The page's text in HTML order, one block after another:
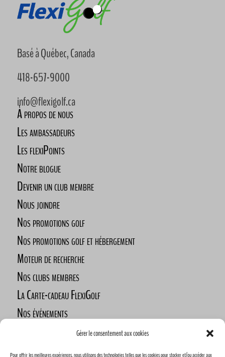
Gérer le consentement aux cookies
Pour offrir les meilleures expériences, nous utilisons des technologies telles que les cookies pour stocker et/ou accéder aux
Basé à Québec, Canada
418-657-9000
info@flexigolf.ca
À propos de nous
Les ambassadeurs
Les flexiPoints
Notre blogue
Devenir un club membre
Nous joindre
Nos promotions golf
Nos promotions golf et hébergement
Moteur de recherche
Nos clubs membres
La Carte-cadeau FlexiGolf
Nos événements
Défi des golfeurs nomades
Nos commanditaires